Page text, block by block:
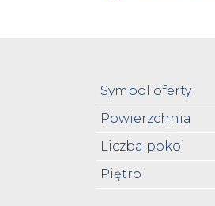
Symbol oferty
Powierzchnia
Liczba pokoi
Piętro